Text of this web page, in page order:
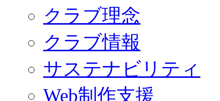
クラブ理念
クラブ情報
サステナビリティ
Web制作支援